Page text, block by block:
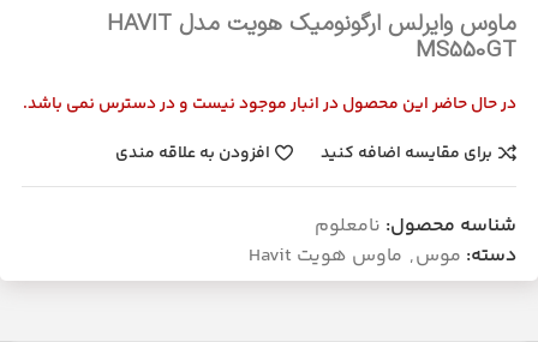
ماوس وایرلس ارگونومیک هویت مدل HAVIT
MS550GT
در حال حاضر این محصول در انبار موجود نیست و در دسترس نمی باشد.
برای مقایسه اضافه کنید
افزودن به علاقه مندی
شناسه محصول: نامعلوم
دسته: موس, ماوس هویت Havit